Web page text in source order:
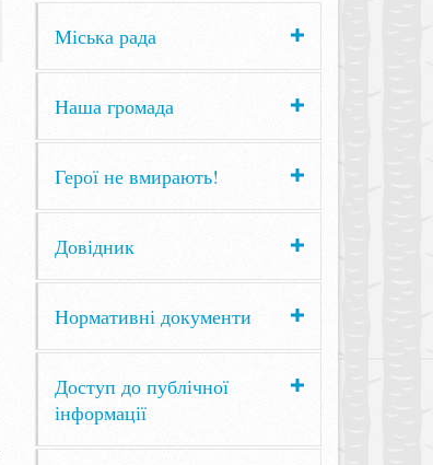
Міська рада
Наша громада
Герої не вмирають!
Довідник
Нормативні документи
Доступ до публічної
інформації